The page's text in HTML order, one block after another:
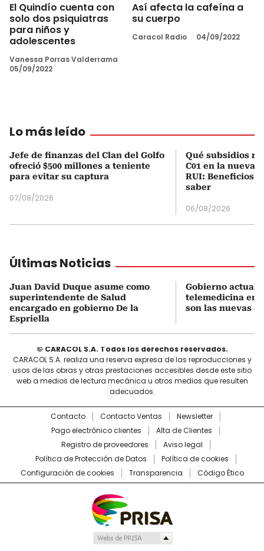
El Quindío cuenta con
solo dos psiquiatras
para niños y
adolescentes
Vanessa Porras Valderrama
05/09/2022
Así afecta la cafeína a
su cuerpo
Caracol Radio 04/09/2022
Lo más leído
Jefe de finanzas del Clan del Golfo
ofreció $500 millones a teniente
para evitar su captura
07/08/2026
Qué subsidios
C01 en la nueva
RUI: Beneficios
saber
06/08/2026
Últimas Noticias
Juan David Duque asume como
superintendente de Salud
encargado en gobierno De la
Espriella
Gobierno
telemedicina en
son las nuevas
© CARACOL S.A. Todos los derechos reservados.
CARACOL S.A. realiza una reserva expresa de las reproducciones y
usos de las obras y otras prestaciones accesibles desde este sitio
web a medios de lectura mecánica u otros medios que resulten
adecuados.
Contacto Contacto Ventas
Newsletter
Pago electrónico clientes
Alta de Clientes
Registro de proveedores
Aviso legal
Política de Protección de Datos
Política de cookies
Configuración de cookies
Transparencia Código Ético